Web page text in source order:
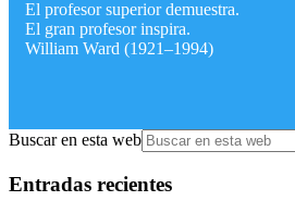
El profesor superior demuestra.
El gran profesor inspira.
William Ward (1921–1994)
Buscar en esta web
Entradas recientes